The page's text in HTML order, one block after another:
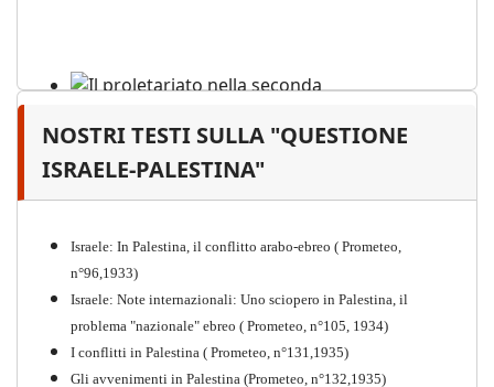
Il proletariato nella seconda
guerra mondiale e nella
NOSTRI TESTI SULLA "QUESTIONE
ISRAELE-PALESTINA"
Israele: In Palestina, il conflitto arabo-ebreo ( Prometeo,
n°96,1933)
Israele: Note internazionali: Uno sciopero in Palestina, il
problema "nazionale" ebreo ( Prometeo, n°105, 1934)
I conflitti in Palestina ( Prometeo, n°131,1935)
Gli avvenimenti in Palestina (Prometeo, n°132,1935)